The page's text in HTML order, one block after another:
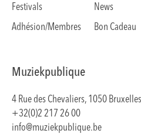
Festivals
News
Adhésion/Membres
Bon Cadeau
Muziekpublique
4 Rue des Chevaliers, 1050 Bruxelles
+32(0)2 217 26 00
info@muziekpublique.be